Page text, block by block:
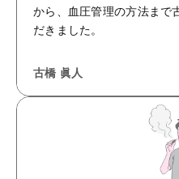
から、血圧管理の方法まで
だきました。
古橋 眞人